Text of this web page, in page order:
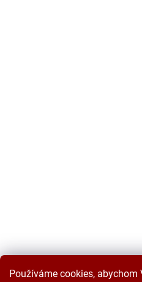
Používáme cookies,